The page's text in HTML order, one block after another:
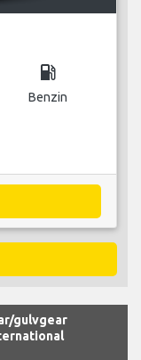
local_gas_station
Benzin
gulvgear